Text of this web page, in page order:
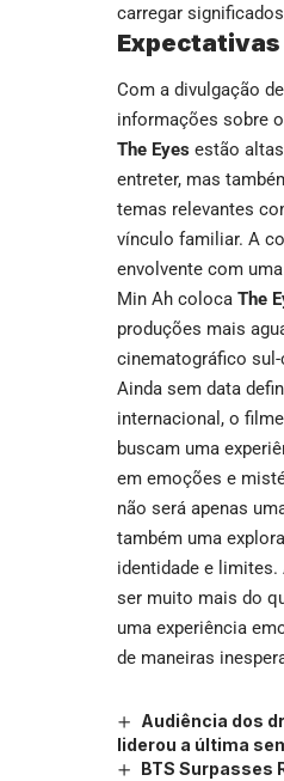
carregar
Expectativas
Com a divulgação
informações sobre
The Eyes estão
entreter, mas
temas relevantes
vínculo familiar. A
envolvente com
Min Ah coloca The
produções mais
cinematográfico sul-
Ainda sem data
internacional, o
buscam uma
em emoções e
não será apenas
também uma
identidade e limites.
ser muito mais do
uma experiência
de maneiras
Audiência dos
liderou a última
BTS Surpasses